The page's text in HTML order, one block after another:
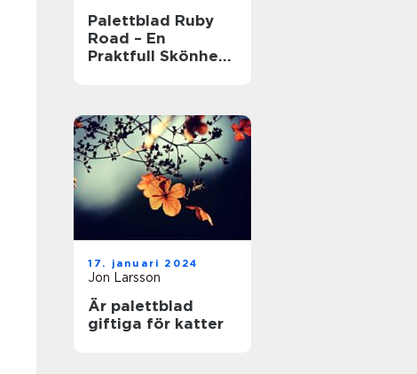
Palettblad Ruby
Road – En
Praktfull Skönhet
17. januari 2024
Jon Larsson
Är palettblad
giftiga för katter